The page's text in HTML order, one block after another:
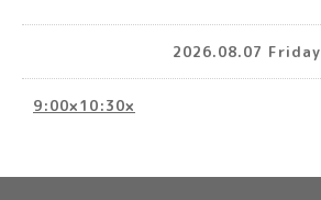
2026.08.07 Friday
9:00×10:30×